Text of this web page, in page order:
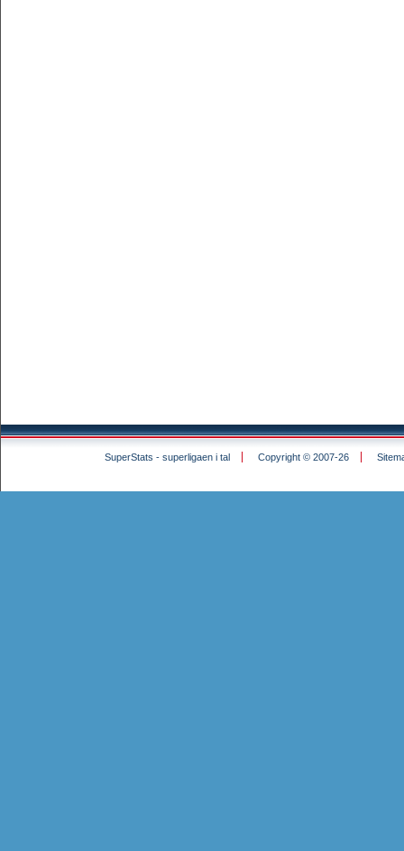
SuperStats - superligaen i tal Copyright © 2007-26